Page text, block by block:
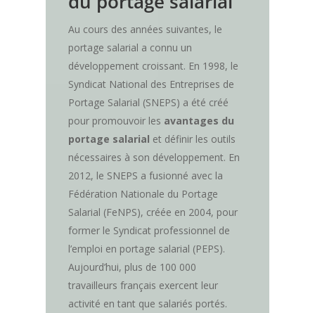
Au cours des années suivantes, le
portage salarial a connu un
développement croissant. En 1998, le
Syndicat National des Entreprises de
Portage Salarial (SNEPS) a été créé
pour promouvoir les avantages du
portage salarial et définir les outils
nécessaires à son développement. En
2012, le SNEPS a fusionné avec la
Fédération Nationale du Portage
Salarial (FeNPS), créée en 2004, pour
former le Syndicat professionnel de
l’emploi en portage salarial (PEPS).
Aujourd’hui, plus de 100 000
travailleurs français exercent leur
activité en tant que salariés portés.